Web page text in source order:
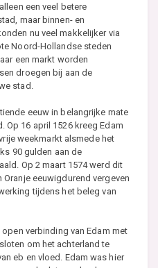
een veel betere
maar binnen- en
nu veel makkelijker via
Noord-Hollandse steden
een markt worden
droegen bij aan de
stad.
eeuw in belangrijke mate
Op 16 april 1526 kreeg Edam
weekmarkt alsmede het
90 gulden aan de
Op 2 maart 1574 werd dit
eeuwigdurend vergeven
tijdens het beleg van
verbinding van Edam met
om het achterland te
eb en vloed. Edam was hier